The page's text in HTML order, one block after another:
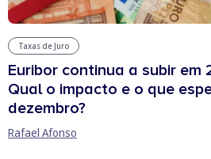
Taxas de Juro
Euribor continua a subir em
Qual o impacto e o que
dezembro?
Rafael Afonso